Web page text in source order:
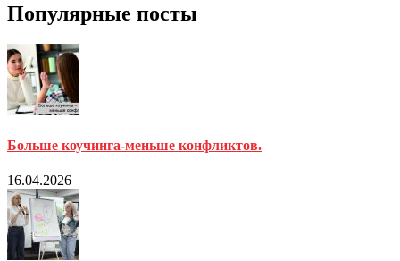
Популярные посты
Больше коучинга-меньше конфликтов.
16.04.2026